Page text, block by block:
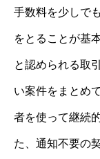
手数料を少しで
をとることが基
と認められる取
い案件をまとめ
者を使って継続
た、通知不要の